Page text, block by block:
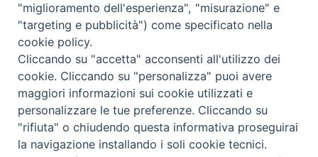
TV 2000
Diocesi di Ivrea
Curia Vescovile Piazza Castello, 3 10015 Ivrea (To) Tel.
0125.641138 Fax 0125.40296 segreteriacuria@diocesivrea.it
"miglioramento dell'esperienza", "misurazione" e
"targeting e pubblicità") come specificato nella
cookie policy.
Cliccando su "accetta" acconsenti all'utilizzo dei
cookie. Cliccando su "personalizza" puoi avere
maggiori informazioni sui cookie utilizzati e
personalizzare le tue preferenze. Cliccando su
"rifiuta" o chiudendo questa informativa proseguirai
la navigazione installando i soli cookie tecnici.